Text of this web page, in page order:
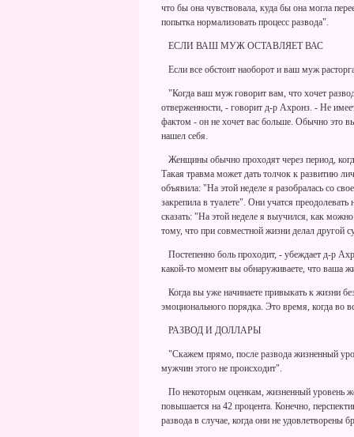
что бы она чувствовала, куда бы она могла
попытка нормализовать процесс развода".
ЕСЛИ ВАШ МУЖ ОСТАВЛЯЕТ ВАС
Если все обстоит наоборот и ваш муж
"Когда ваш муж говорит вам, что хочет
отверженности, - говорит д-р Ахронз. - Не
фактом - он не хочет вас больше. Обычно это
нашел себя.
Женщины обычно проходят через период,
Такая травма может дать толчок к развитию
объявила: "На этой неделе я разобралась со
закрепила в туалете". Они учатся
сказать: "На этой неделе я выучился, как
тому, что при совместной жизни делал другой
Постепенно боль проходит, - убеждает д-р
какой-то момент вы обнаруживаете, что ваша
Когда вы уже начинаете привыкать к жизни
эмоционального порядка. Это время, когда во
РАЗВОД И ДОЛЛАРЫ
"Скажем прямо, после развода жизненный
мужчин этого не происходит".
По некоторым оценкам, жизненный уровень
повышается на 42 процента. Конечно,
развода в случае, когда они не удовлетворены